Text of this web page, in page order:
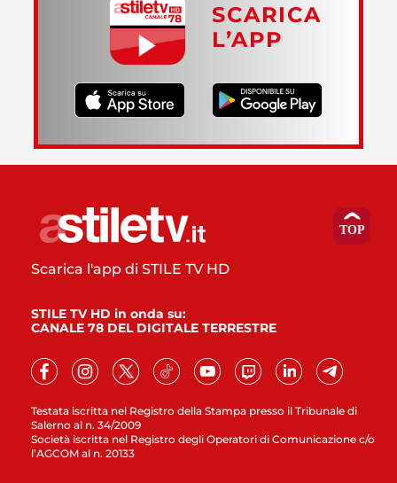
SCARICA
L’APP
Testata iscritta nel Registro della Stampa presso il Tribunale di
Salerno al n. 34/2009
Società iscritta nel Registro degli Operatori di Comunicazione c/o
l’AGCOM al n. 20133
Scarica l'app di STILE TV HD
STILE TV HD in onda su:
CANALE 78 DEL DIGITALE TERRESTRE